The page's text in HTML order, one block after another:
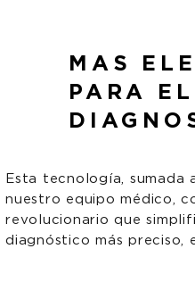
MAS
PARA EL
Esta tecnología, sumada
nuestro equipo médico,
revolucionario que
diagnóstico más preciso,